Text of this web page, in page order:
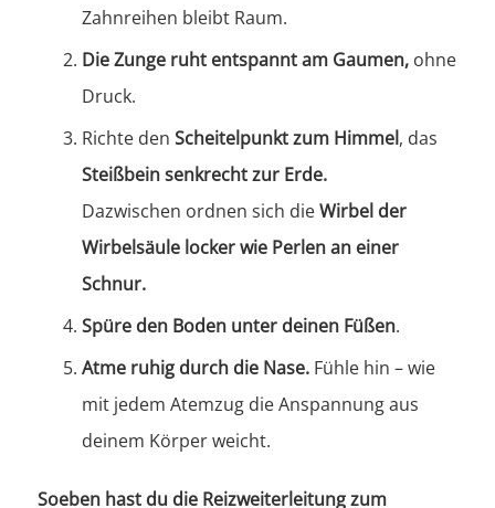
Zahnreihen bleibt Raum.
Die Zunge ruht entspannt am Gaumen, ohne
Druck.
Richte den Scheitelpunkt zum Himmel, das
Steißbein senkrecht zur Erde.
Dazwischen ordnen sich dieWirbel der
Wirbelsäule locker wie Perlen an einer
Schnur.
Spüre den Boden unter deinen Füßen.
Atme ruhig durch die Nase. Fühle hin – wie
mit jedem Atemzug die Anspannung aus
deinem Körper weicht.
Soeben hast du die Reizweiterleitung zum